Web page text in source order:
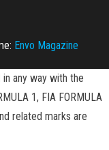
Envo Magazine
any way with the
1, FIA FORMULA
related marks are